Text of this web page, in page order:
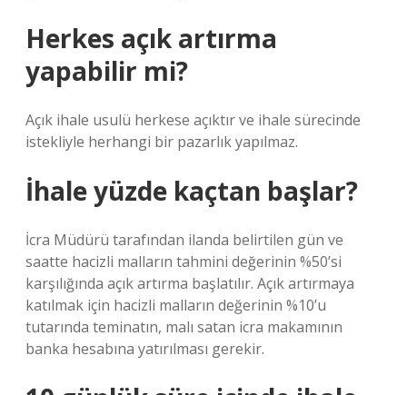
Herkes açık artırma
yapabilir mi?
Açık ihale usulü herkese açıktır ve ihale sürecinde
istekliyle herhangi bir pazarlık yapılmaz.
İhale yüzde kaçtan başlar?
İcra Müdürü tarafından ilanda belirtilen gün ve
saatte hacizli malların tahmini değerinin %50’si
karşılığında açık artırma başlatılır. Açık artırmaya
katılmak için hacizli malların değerinin %10’u
tutarında teminatın, malı satan icra makamının
banka hesabına yatırılması gerekir.